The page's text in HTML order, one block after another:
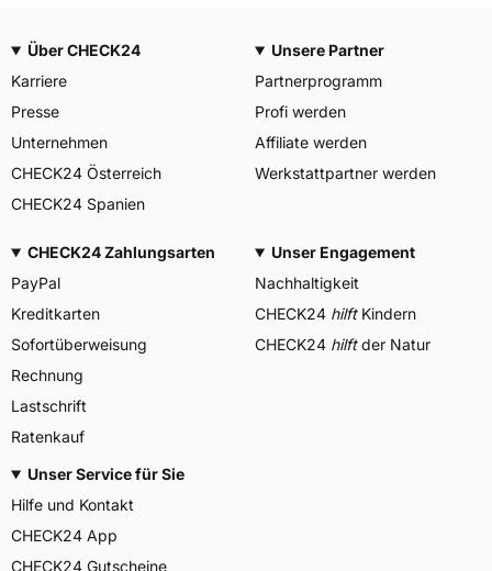
Über CHECK24
Karriere
Presse
Unternehmen
CHECK24 Österreich
CHECK24 Spanien
Unsere Partner
Partnerprogramm
Profi werden
Affiliate werden
Werkstattpartner werden
CHECK24 Zahlungsarten
PayPal
Kreditkarten
Sofortüberweisung
Rechnung
Lastschrift
Ratenkauf
Unser Engagement
Nachhaltigkeit
CHECK24 hilftKindern
CHECK24 hilftder Natur
Unser Service für Sie
Hilfe und Kontakt
CHECK24 App
CHECK24 Gutscheine